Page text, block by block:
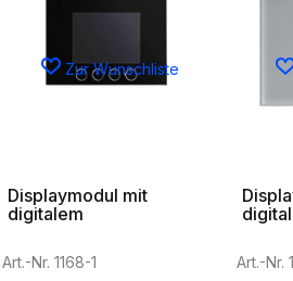
Zur Wunschliste
Displaymodul mit
digitalem
2VOICE-System
Art.-Nr. 1168-1
grau
Art.-Nr.